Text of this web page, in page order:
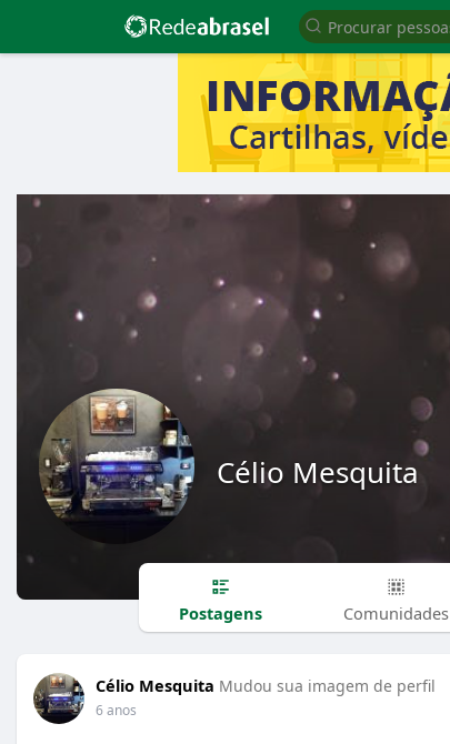
Célio Mesquita
Postagens Comunidades
Célio Mesquita Mudou sua imagem de perfil
6 anos